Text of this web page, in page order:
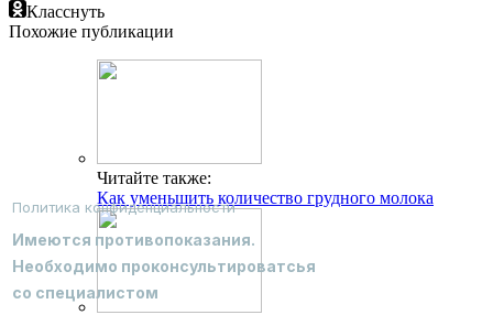
Класснуть
Похожие публикации
Читайте также:
Как уменьшить количество грудного молока
Политика конфиденциальности
Имеются противопоказания.
Необходимо проконсультироватсья
со специалистом